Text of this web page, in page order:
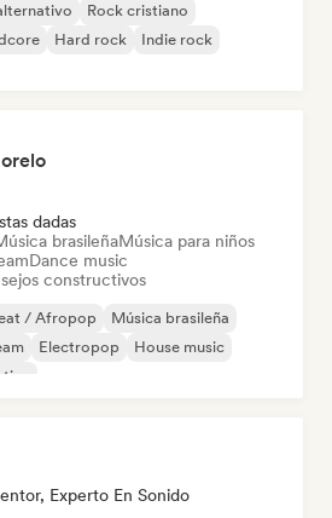
Rock cristiano
Hard rock
Indie rock
dadas
brasileñaMúsica para niños
Dance music
constructivos
/ Afropop
Música brasileña
Electropop
House music
Experto En Sonido